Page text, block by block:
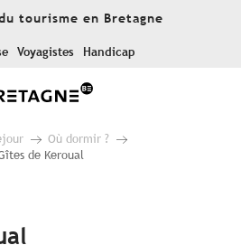
tourisme en Bretagne
Voyagistes Handicap
Où dormir ?
de Keroual